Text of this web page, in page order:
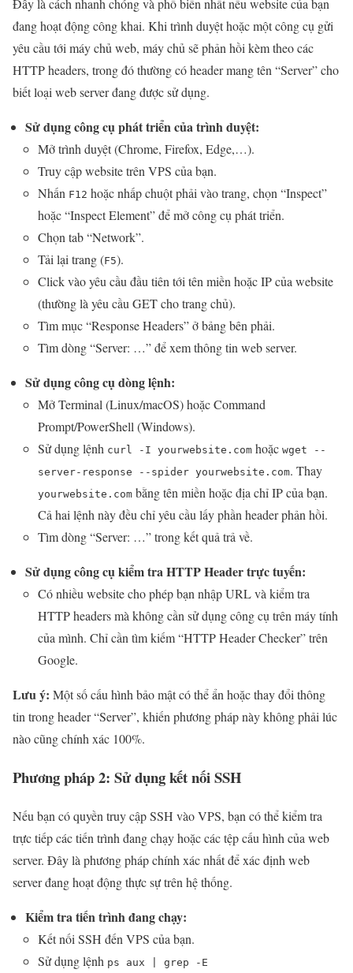
Đây là cách nhanh chóng và phổ biến nhất nếu website của bạn
đang hoạt động công khai. Khi trình duyệt hoặc một công cụ gửi
yêu cầu tới máy chủ web, máy chủ sẽ phản hồi kèm theo các
HTTP headers, trong đó thường có header mang tên “Server” cho
biết loại web server đang được sử dụng.
Sử dụng công cụ phát triển của trình duyệt:
Mở trình duyệt (Chrome, Firefox, Edge,…).
Truy cập website trên VPS của bạn.
Nhấn F12 hoặc nhấp chuột phải vào trang, chọn “Inspect”
hoặc “Inspect Element” để mở công cụ phát triển.
Chọn tab “Network”.
Tải lại trang (F5).
Click vào yêu cầu đầu tiên tới tên miền hoặc IP của website
(thường là yêu cầu GET cho trang chủ).
Tìm mục “Response Headers” ở bảng bên phải.
Tìm dòng “Server: …” để xem thông tin web server.
Sử dụng công cụ dòng lệnh:
Mở Terminal (Linux/macOS) hoặc Command
Prompt/PowerShell (Windows).
Sử dụng lệnh curl -I yourwebsite.com hoặc wget --
server-response --spider yourwebsite.com. Thay
yourwebsite.com bằng tên miền hoặc địa chỉ IP của bạn.
Cả hai lệnh này đều chỉ yêu cầu lấy phần header phản hồi.
Tìm dòng “Server: …” trong kết quả trả về.
Sử dụng công cụ kiểm tra HTTP Header trực tuyến:
Có nhiều website cho phép bạn nhập URL và kiểm tra
HTTP headers mà không cần sử dụng công cụ trên máy tính
của mình. Chỉ cần tìm kiếm “HTTP Header Checker” trên
Google.
Lưu ý: Một số cấu hình bảo mật có thể ẩn hoặc thay đổi thông
tin trong header “Server”, khiến phương pháp này không phải lúc
nào cũng chính xác 100%.
Phương pháp 2: Sử dụng kết nối SSH
Nếu bạn có quyền truy cập SSH vào VPS, bạn có thể kiểm tra
trực tiếp các tiến trình đang chạy hoặc các tệp cấu hình của web
server. Đây là phương pháp chính xác nhất để xác định web
server đang hoạt động thực sự trên hệ thống.
Kiểm tra tiến trình đang chạy:
Kết nối SSH đến VPS của bạn.
Sử dụng lệnh ps aux | grep -E